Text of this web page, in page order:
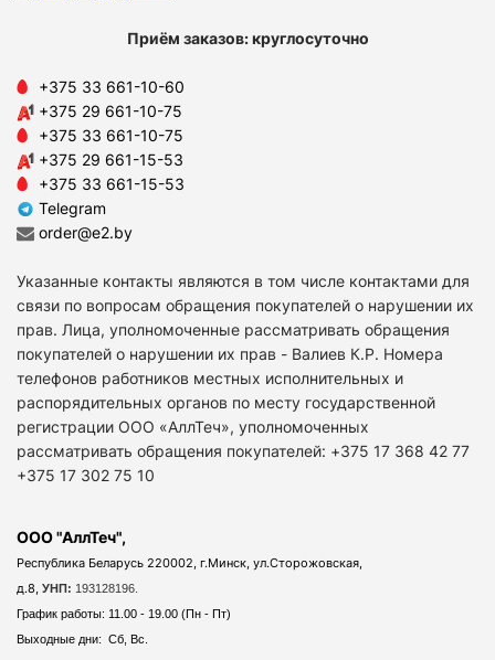
Приём заказов: круглосуточно
+375 33 661-10-60
+375 29 661-10-75
+375 33 661-10-75
+375 29 661-15-53
+375 33 661-15-53
Telegram
order@e2.by
Указанные контакты являются в том числе контактами для
связи по вопросам обращения покупателей о нарушении их
прав. Лица, уполномоченные рассматривать обращения
покупателей о нарушении их прав - Валиев К.Р. Номера
телефонов работников местных исполнительных и
распорядительных органов по месту государственной
регистрации ООО «АллТеч», уполномоченных
рассматривать обращения покупателей: +375 17 368 42 77
+375 17 302 75 10
ООО "АллТеч",
Республика Беларусь 220002, г.Минск, ул.Сторожовская,
д.8, УНП: 193128196.
График работы: 11.00 - 19.00 (Пн - Пт)
Выходные дни: Сб, Вс.